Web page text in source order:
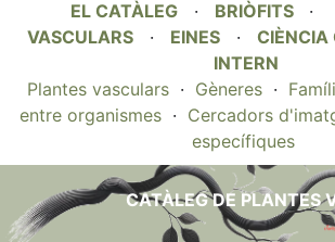
EL CATÀLEG · BRIÒFITS ·
VASCULARS · EINES · CIÈNCIA
INTERN
Plantes vasculars · Gèneres ·
entre organismes · Cercadors
específiques
CATÀLEG DE PLANTES